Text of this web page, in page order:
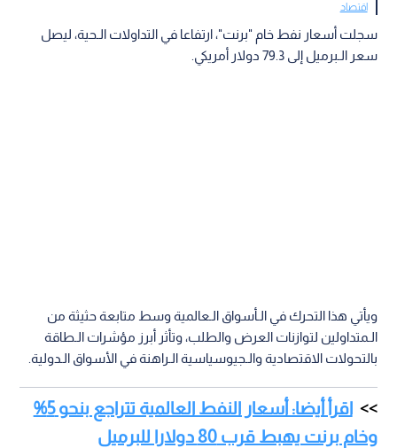
اقتصاد
سجلت أسعار نفط خام "برنت"، ارتفاعا في التداولات الـحية، ليصل
سعر الـبرميل إلى 79.3 دولار أمريكي.
ويأتي هذا التحرك في الـأسواق الـعالمية وسط متابعة حثيثة من
الـمتداولين لتوازنات العرض والطلب، وتأثر أبرز مؤشرات الـطاقة
بالتحولات الاقتصادية والـجيوسياسية الـراهنة في الأسواق الـدولية.
اقرأ أيضا: أسعار النفط العالمية تتراجع بنحو 5%
وخام برنت يهبط قرب 80 دولارا للبرميل